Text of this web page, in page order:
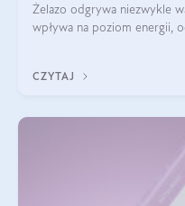
Żelazo odgrywa niezwykle
wpływa na poziom energii,
zawrotów głowy czy
CZYTAJ